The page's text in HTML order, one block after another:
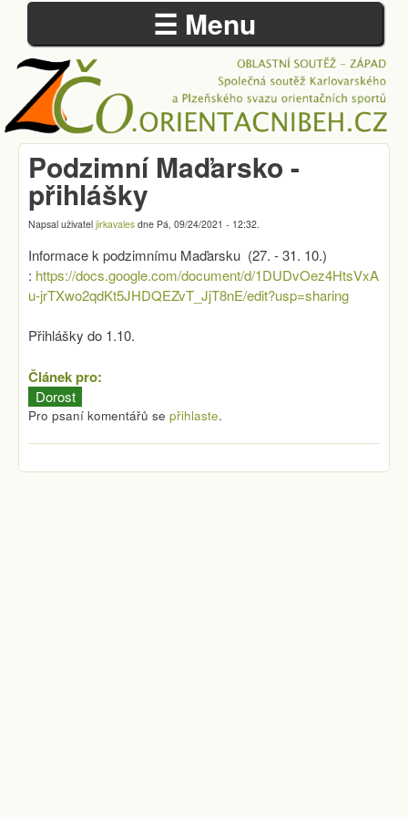
ZÁPADOČESKÁ
OBLAST
Podzimní Maďarsko -
přihlášky
Napsal uživatel jirkavales dne Pá, 09/24/2021 - 12:32.
Informace k podzimnímu Maďarsku (27. - 31. 10.)
: https://docs.google.com/document/d/1DUDvOez4HtsVxA
u-jrTXwo2qdKt5JHDQEZvT_JjT8nE/edit?usp=sharing
Přihlášky do 1.10.
Článek pro:
Dorost
Pro psaní komentářů se přihlaste.
☰ Menu